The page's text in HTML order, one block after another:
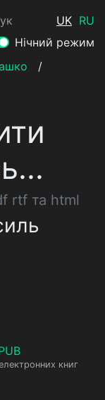
UK RU
Нічний режим
/
rtf та html
книг